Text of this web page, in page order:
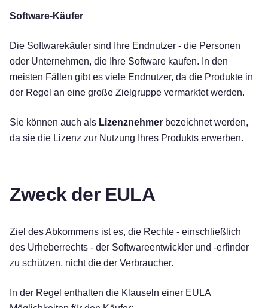
Software-Käufer
Die Softwarekäufer sind Ihre Endnutzer - die Personen
oder Unternehmen, die Ihre Software kaufen. In den
meisten Fällen gibt es viele Endnutzer, da die Produkte in
der Regel an eine große Zielgruppe vermarktet werden.
Sie können auch als Lizenznehmer bezeichnet werden,
da sie die Lizenz zur Nutzung Ihres Produkts erwerben.
Zweck der EULA
Ziel des Abkommens ist es, die Rechte - einschließlich
des Urheberrechts - der Softwareentwickler und -erfinder
zu schützen, nicht die der Verbraucher.
In der Regel enthalten die Klauseln einer EULA